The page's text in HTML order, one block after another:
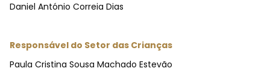
Daniel António Correia Dias
Responsável do Setor das Crianças
Paula Cristina Sousa Machado Estevão